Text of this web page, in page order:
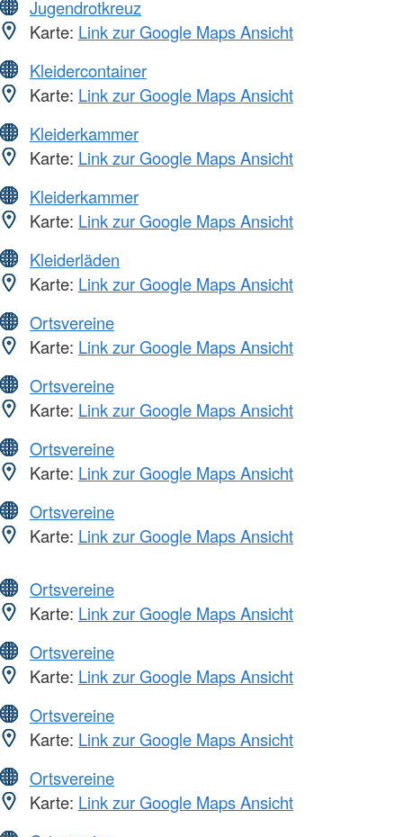
Jugendrotkreuz
Karte: Link zur Google Maps Ansicht
Kleidercontainer
Karte: Link zur Google Maps Ansicht
Kleiderkammer
Karte: Link zur Google Maps Ansicht
Kleiderkammer
Karte: Link zur Google Maps Ansicht
Kleiderläden
Karte: Link zur Google Maps Ansicht
Ortsvereine
Karte: Link zur Google Maps Ansicht
Ortsvereine
Karte: Link zur Google Maps Ansicht
Ortsvereine
Karte: Link zur Google Maps Ansicht
Ortsvereine
Karte: Link zur Google Maps Ansicht
Ortsvereine
Karte: Link zur Google Maps Ansicht
Ortsvereine
Karte: Link zur Google Maps Ansicht
Ortsvereine
Karte: Link zur Google Maps Ansicht
Ortsvereine
Karte: Link zur Google Maps Ansicht